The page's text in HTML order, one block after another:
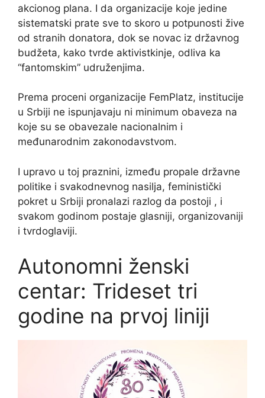
akcionog plana. I da organizacije koje jedine
sistematski prate sve to skoro u potpunosti žive
od stranih donatora, dok se novac iz državnog
budžeta, kako tvrde aktivistkinje, odliva ka
“fantomskim” udruženjima.
Prema proceni organizacije FemPlatz, institucije
u Srbiji ne ispunjavaju ni minimum obaveza na
koje su se obavezale nacionalnim i
međunarodnim zakonodavstvom.
I upravo u toj praznini, između propale državne
politike i svakodnevnog nasilja, feministički
pokret u Srbiji pronalazi razlog da postoji , i
svakom godinom postaje glasniji, organizovaniji
i tvrdoglaviji.
Autonomni ženski
centar: Trideset tri
godine na prvoj liniji